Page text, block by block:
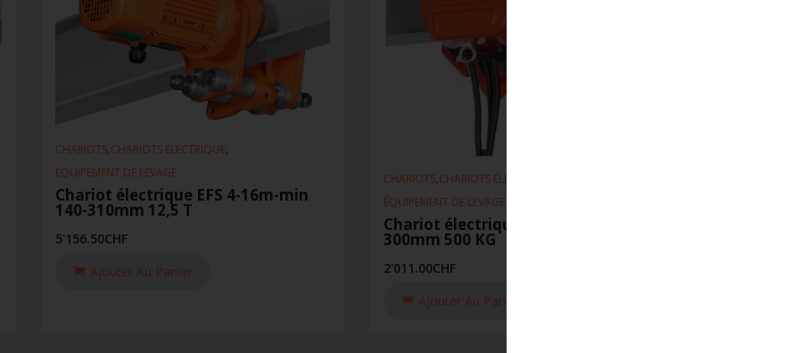
CHARIOTS,CHARIOTS ÉLECTRIQUE,
ÉQUIPEMENT DE LEVAGE
Chariot électrique EFS 4-16m-min
140-310mm 12,5 T
5'156.50CHF
Ajouter Au Panier
CHARIOTS,CHARIOTS ÉLECTRIQUE
ÉQUIPEMENT DE LEVAGE
Chariot électrique MAS 10m-min 75-
300mm 500 KG
2'011.00CHF
Ajouter Au Panier